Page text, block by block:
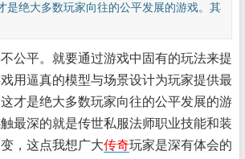
是绝大多数玩家向往的公平发展的游戏。其
平。就要通过游戏中固有的玩法来提
用逼真的模型与场景设计为玩家提供最
才是绝大多数玩家向往的公平发展的游
最深的就是传世私服法师职业技能和装
，这点我想广大传奇玩家是深有体会的